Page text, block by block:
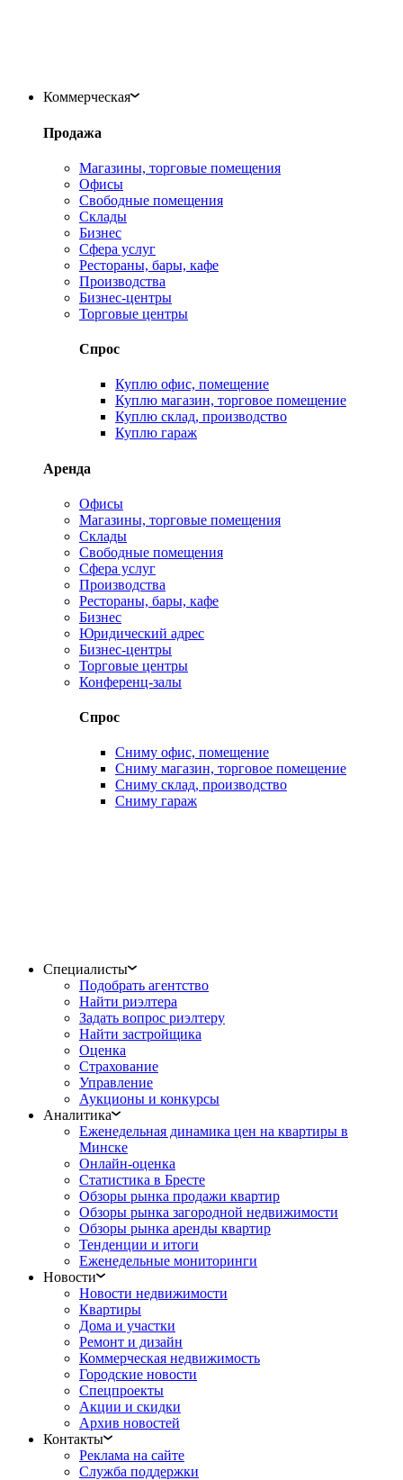
Коммерческая
Продажа
Магазины, торговые помещения
Офисы
Свободные помещения
Склады
Бизнес
Сфера услуг
Рестораны, бары, кафе
Производства
Бизнес-центры
Торговые центры
Спрос
Куплю офис, помещение
Куплю магазин, торговое помещение
Куплю склад, производство
Куплю гараж
Аренда
Офисы
Магазины, торговые помещения
Склады
Свободные помещения
Сфера услуг
Производства
Рестораны, бары, кафе
Бизнес
Юридический адрес
Бизнес-центры
Торговые центры
Конференц-залы
Спрос
Сниму офис, помещение
Сниму магазин, торговое помещение
Сниму склад, производство
Сниму гараж
Специалисты
Подобрать агентство
Найти риэлтера
Задать вопрос риэлтеру
Найти застройщика
Оценка
Страхование
Управление
Аукционы и конкурсы
Аналитика
Еженедельная динамика цен на квартиры в
Минске
Онлайн-оценка
Статистика в Бресте
Обзоры рынка продажи квартир
Обзоры рынка загородной недвижимости
Обзоры рынка аренды квартир
Тенденции и итоги
Еженедельные мониторинги
Новости
Новости недвижимости
Квартиры
Дома и участки
Ремонт и дизайн
Коммерческая недвижимость
Городские новости
Спецпроекты
Акции и скидки
Архив новостей
Контакты
Реклама на сайте
Служба поддержки